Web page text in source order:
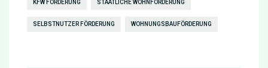
KFW FÖRDERUNG STAATLICHE WOHNFÖRDERUNG
SELBSTNUTZER FÖRDERUNG WOHNUNGSBAUFÖRDERUNG